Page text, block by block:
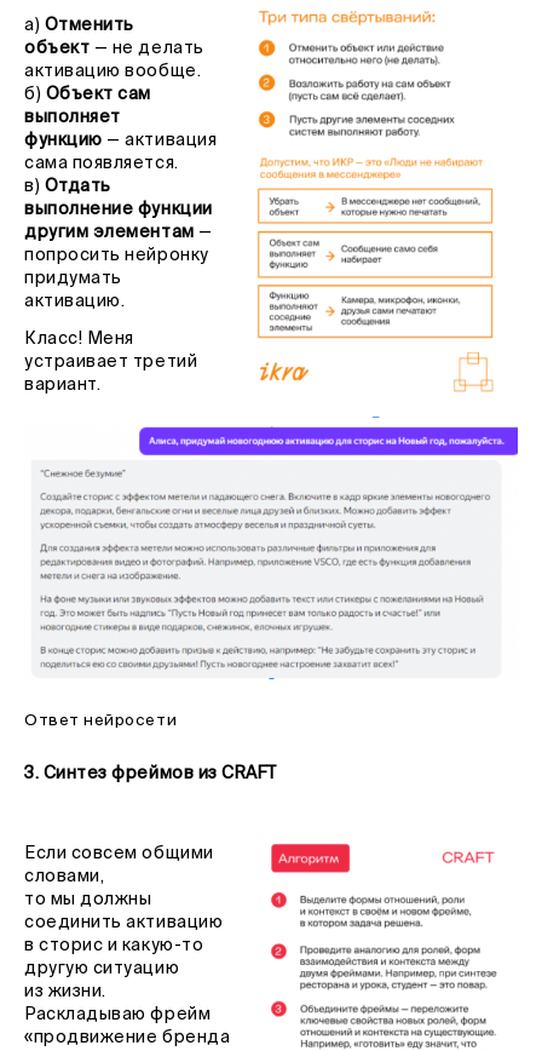
а) Отменить
объект — не делать
активацию вообще.
б) Объект сам
выполняет
функцию — активация
сама появляется.
в) Отдать
выполнение функции
другим элементам —
попросить нейронку
придумать
активацию.
Класс! Меня
устраивает третий
вариант.
Ответ нейросети
3. Синтез фреймов из CRAFT
Если совсем общими
словами,
то мы должны
соединить активацию
в сторис и какую-то
другую ситуацию
из жизни.
Раскладываю фрейм
«продвижение бренда